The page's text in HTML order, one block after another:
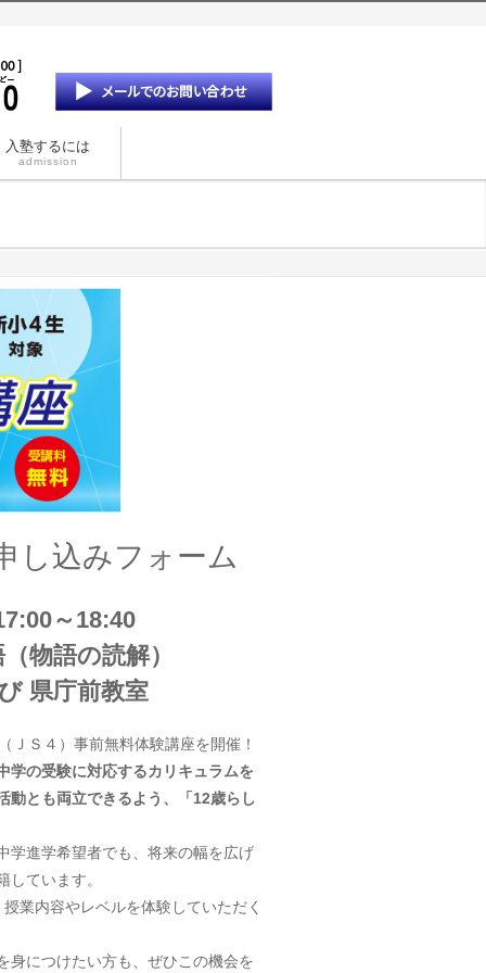
入塾するには
admission
し込みフォーム
～18:40
物語の読解）
県庁前教室
ＪＳ４）事前無料体験講座を開催！
学の受験に対応するカリキュラムを
動とも両立できるよう、「12歳らし
学進学希望者でも、将来の幅を広げ
ています。
業内容やレベルを体験していただく
身につけたい方も、ぜひこの機会を